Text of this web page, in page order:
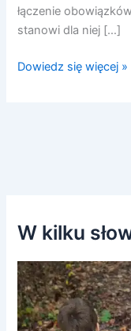
łączenie
stanowi dla niej […]
Dowiedz się więcej »
W kilku